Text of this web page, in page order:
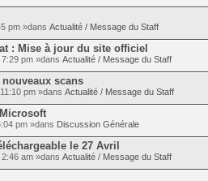
pm »dans Actualité / Message du Staff
: Mise à jour du site officiel
pm »dans Actualité / Message du Staff
scans
pm »dans Actualité / Message du Staff
pm »dans Discussion Générale
le 27 Avril
am »dans Actualité / Message du Staff